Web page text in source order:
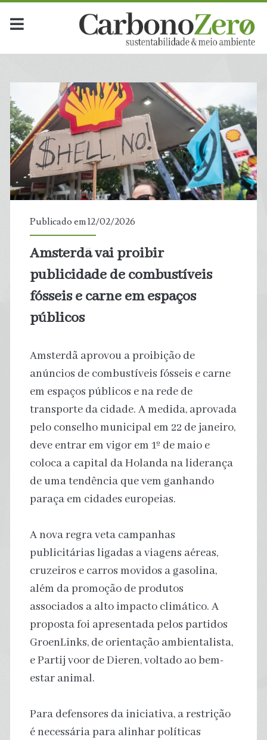
Publicado em 12/02/2026
Amsterdã vai proibir
publicidade de combustíveis
fósseis e carne em espaços
públicos
Amsterdã aprovou a proibição de
anúncios de combustíveis fósseis e carne
em espaços públicos e na rede de
transporte da cidade. A medida, aprovada
pelo conselho municipal em 22 de janeiro,
deve entrar em vigor em 1º de maio e
coloca a capital da Holanda na liderança
de uma tendência que vem ganhando
paraça em cidades europeias.
A nova regra veta campanhas
publicitárias ligadas a viagens aéreas,
cruzeiros e carros movidos a gasolina,
além da promoção de produtos
associados a alto impacto climático. A
proposta foi apresentada pelos partidos
GroenLinks, de orientação ambientalista,
e Partij voor de Dieren, voltado ao bem-
estar animal.
Para defensores da iniciativa, a restrição
é necessária para alinhar políticas